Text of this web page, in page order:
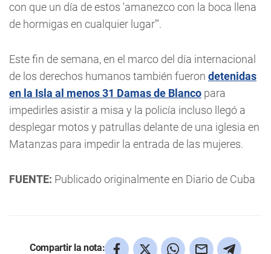
con que un día de estos 'amanezco con la boca llena
de hormigas en cualquier lugar'".
Este fin de semana, en el marco del día internacional
de los derechos humanos también fueron detenidas
en la Isla al menos 31 Damas de Blanco para
impedirles asistir a misa y la policía incluso llegó a
desplegar motos y patrullas delante de una iglesia en
Matanzas para impedir la entrada de las mujeres.
FUENTE: Publicado originalmente en Diario de Cuba
Compartir la nota: